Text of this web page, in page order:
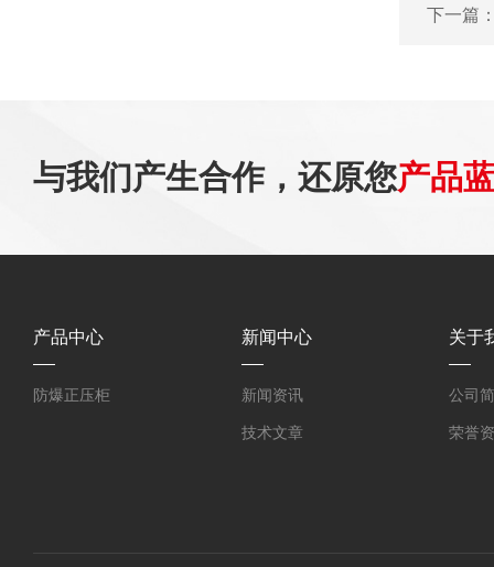
下一篇
与我们产生合作，还原您产品
产品中心
防爆正压柜
新闻中心
新闻资讯
技术文章
关于
公司
荣誉